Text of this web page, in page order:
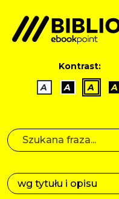
Kontrast:
A
A A A